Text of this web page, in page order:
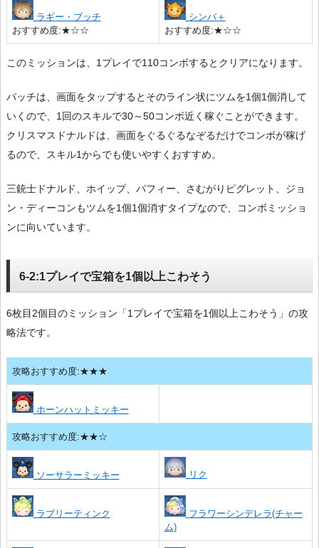
ラギー・ブッチ
おすすめ度:★☆☆
シンバ＋
おすすめ度:★☆☆
このミッションは、1プレイで110コンボするとクリアになります。
パッチは、画面をタップするとそのライン状にツムを1個1個消して
いくので、1回のスキルで30～50コンボ近く稼ぐことができます。
クリスマスドナルドは、画面をぐるぐるなぞるだけでコンボが稼げ
るので、スキル1からでも使いやすくおすすめ。
三銃士ドナルド、ホイップ、パフィー、さむがりピグレット、ジョ
ン・ディーコンもツムを1個1個消すタイプなので、コンボミッショ
ンに向いています。
6-2:1プレイで宝箱を1個以上こわそう
6枚目2個目のミッション「1プレイで宝箱を1個以上こわそう」の攻
略法です。
攻略おすすめ度:★★★
ホーンハットミッキー
攻略おすすめ度:★★☆
ソーサラーミッキー リク
ラブリーティンク
フラワーシンデレラ(チャー
ム)